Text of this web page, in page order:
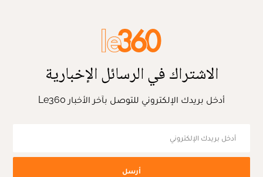
الاشتراك في الرسائل الإخبارية
أدخل بريدك الإلكتروني للتوصل بآخر الأخبار Le360
أرسل